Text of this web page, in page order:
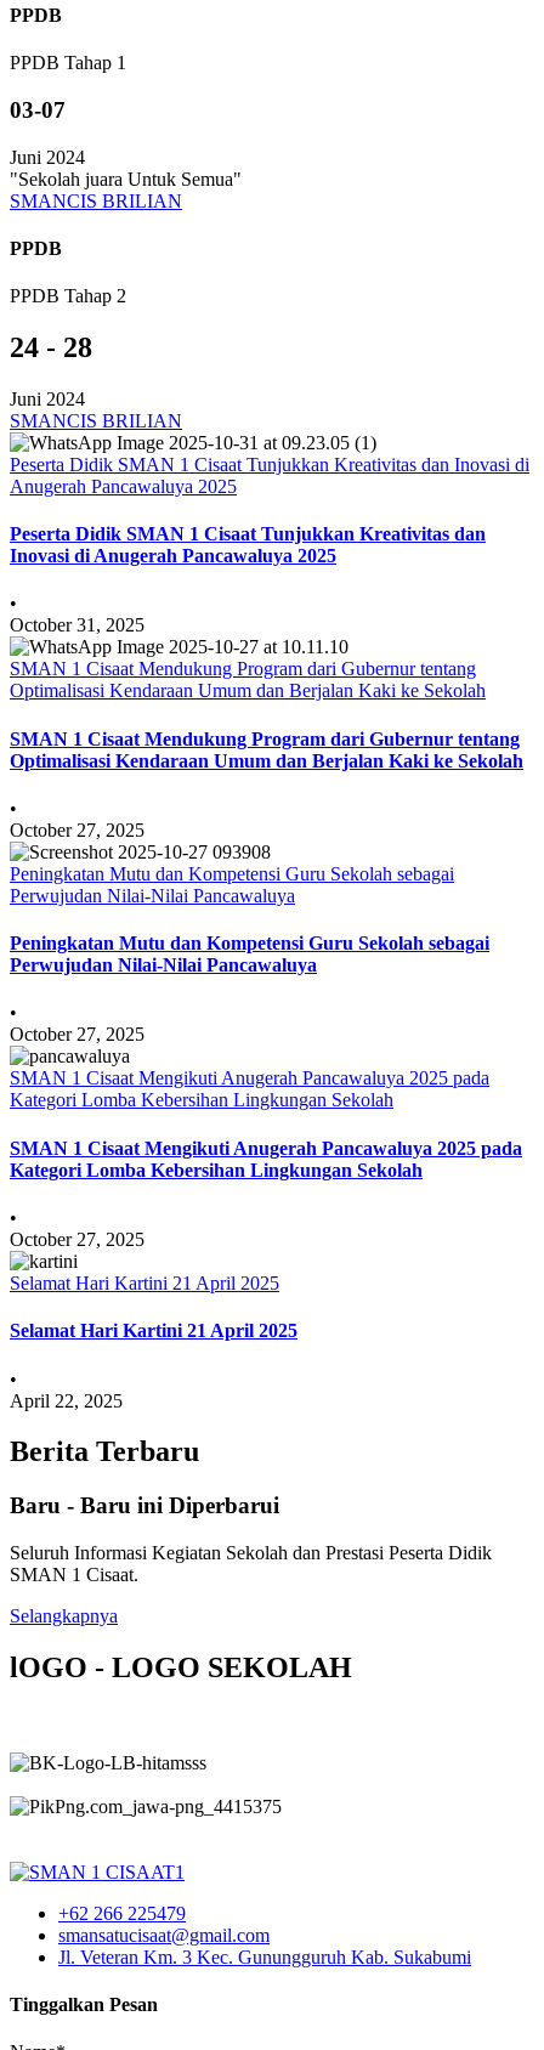
PPDB
PPDB Tahap 1
03-07
Juni 2024
"Sekolah juara Untuk Semua"
SMANCIS BRILIAN
PPDB
PPDB Tahap 2
24 - 28
Juni 2024
SMANCIS BRILIAN
Peserta Didik SMAN 1 Cisaat Tunjukkan Kreativitas dan Inovasi di
Anugerah Pancawaluya 2025
Peserta Didik SMAN 1 Cisaat Tunjukkan Kreativitas dan
Inovasi di Anugerah Pancawaluya 2025
•
October 31, 2025
SMAN 1 Cisaat Mendukung Program dari Gubernur tentang
Optimalisasi Kendaraan Umum dan Berjalan Kaki ke Sekolah
SMAN 1 Cisaat Mendukung Program dari Gubernur tentang
Optimalisasi Kendaraan Umum dan Berjalan Kaki ke Sekolah
•
October 27, 2025
Peningkatan Mutu dan Kompetensi Guru Sekolah sebagai
Perwujudan Nilai-Nilai Pancawaluya
Peningkatan Mutu dan Kompetensi Guru Sekolah sebagai
Perwujudan Nilai-Nilai Pancawaluya
•
October 27, 2025
SMAN 1 Cisaat Mengikuti Anugerah Pancawaluya 2025 pada
Kategori Lomba Kebersihan Lingkungan Sekolah
SMAN 1 Cisaat Mengikuti Anugerah Pancawaluya 2025 pada
Kategori Lomba Kebersihan Lingkungan Sekolah
•
October 27, 2025
Selamat Hari Kartini 21 April 2025
Selamat Hari Kartini 21 April 2025
•
April 22, 2025
Berita Terbaru
Baru - Baru ini Diperbarui
Seluruh Informasi Kegiatan Sekolah dan Prestasi Peserta Didik
SMAN 1 Cisaat.
Selangkapnya
lOGO - LOGO SEKOLAH
+62 266 225479
smansatucisaat@gmail.com
Jl. Veteran Km. 3 Kec. Gunungguruh Kab. Sukabumi
Tinggalkan Pesan